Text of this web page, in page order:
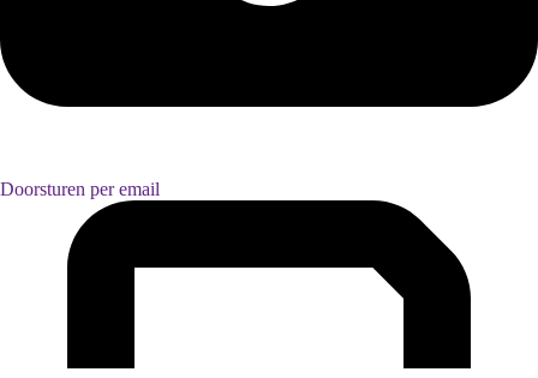
Doorsturen per email